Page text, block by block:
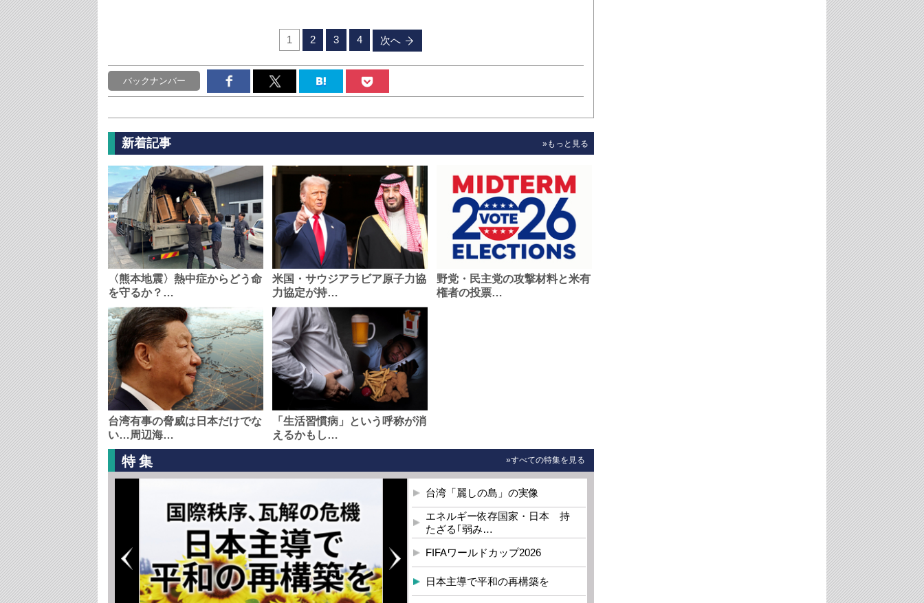
1 2 3 4 次へ
バックナンバー
新着記事 »もっと見る
〈熊本地震〉熱中症からどう命
を守るか？…
米国・サウジアラビア原子力協
力協定が持…
野党・民主党の攻撃材料と米有
権者の投票…
台湾有事の脅威は日本だけでな
い…周辺海…
「生活習慣病」という呼称が消
えるかもし…
特集 »すべての特集を見る
台湾「麗しの島」の実像
エネルギー依存国家・日本 持
たざる｢弱み…
FIFAワールドカップ2026
日本主導で平和の再構築を